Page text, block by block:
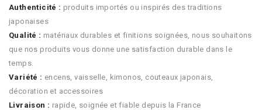
Authenticité : produits importés ou inspirés des traditions
japonaises
Qualité : matériaux durables et finitions soignées, nous souhaitons
que nos produits vous donne une satisfaction durable dans le
temps.
Variété : encens, vaisselle, kimonos, couteaux japonais,
décoration et accessoires
Livraison : rapide, soignée et fiable depuis la France